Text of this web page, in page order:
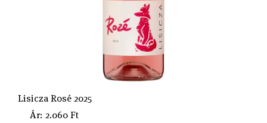
Lisicza Rosé 2025
Ár: 2.060 Ft